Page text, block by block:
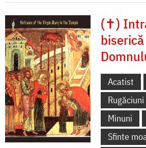
(✝)
Acatist
Rugăciuni
Minuni
Sfinte